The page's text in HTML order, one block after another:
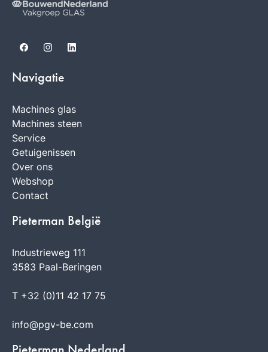
Facebook
InstagramLinkedIn
Navigatie
Machines glas
Machines steen
Service
Getuigenissen
Over ons
Webshop
Contact
Pieterman België
Industrieweg 111
3583 Paal-Beringen
T +32 (0)11 42 17 75
info@pgv-be.com